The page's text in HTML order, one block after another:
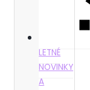
LETNÉ
NOVINKY
A